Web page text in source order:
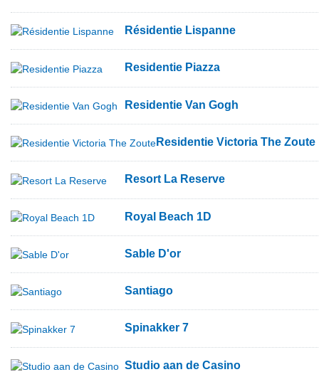
Résidentie Lispanne
Residentie Piazza
Residentie Van Gogh
Residentie Victoria The Zoute
Resort La Reserve
Royal Beach 1D
Sable D'or
Santiago
Spinakker 7
Studio aan de Casino